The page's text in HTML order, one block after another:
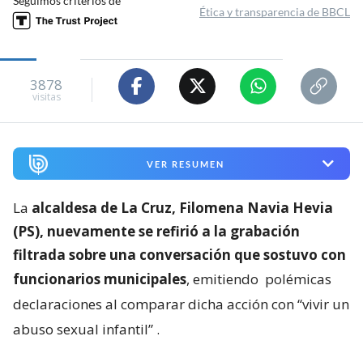
Ética y transparencia de BBCL
3878
visitas
VER RESUMEN
La alcaldesa de La Cruz, Filomena Navia Hevia
(PS), nuevamente se refirió a la grabación
filtrada sobre una conversación que sostuvo con
funcionarios municipales, emitiendo polémicas
declaraciones al comparar dicha acción con “vivir un
abuso sexual infantil” .